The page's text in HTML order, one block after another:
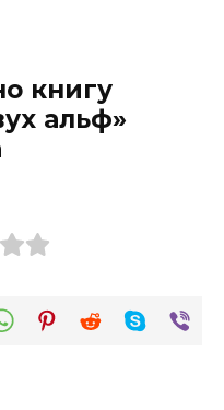
книгу
альф»